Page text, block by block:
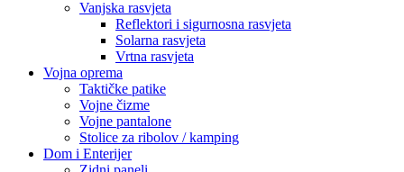
Vanjska rasvjeta
Reflektori i sigurnosna rasvjeta
Solarna rasvjeta
Vrtna rasvjeta
Vojna oprema
Taktičke patike
Vojne čizme
Vojne pantalone
Stolice za ribolov / kamping
Dom i Enterijer